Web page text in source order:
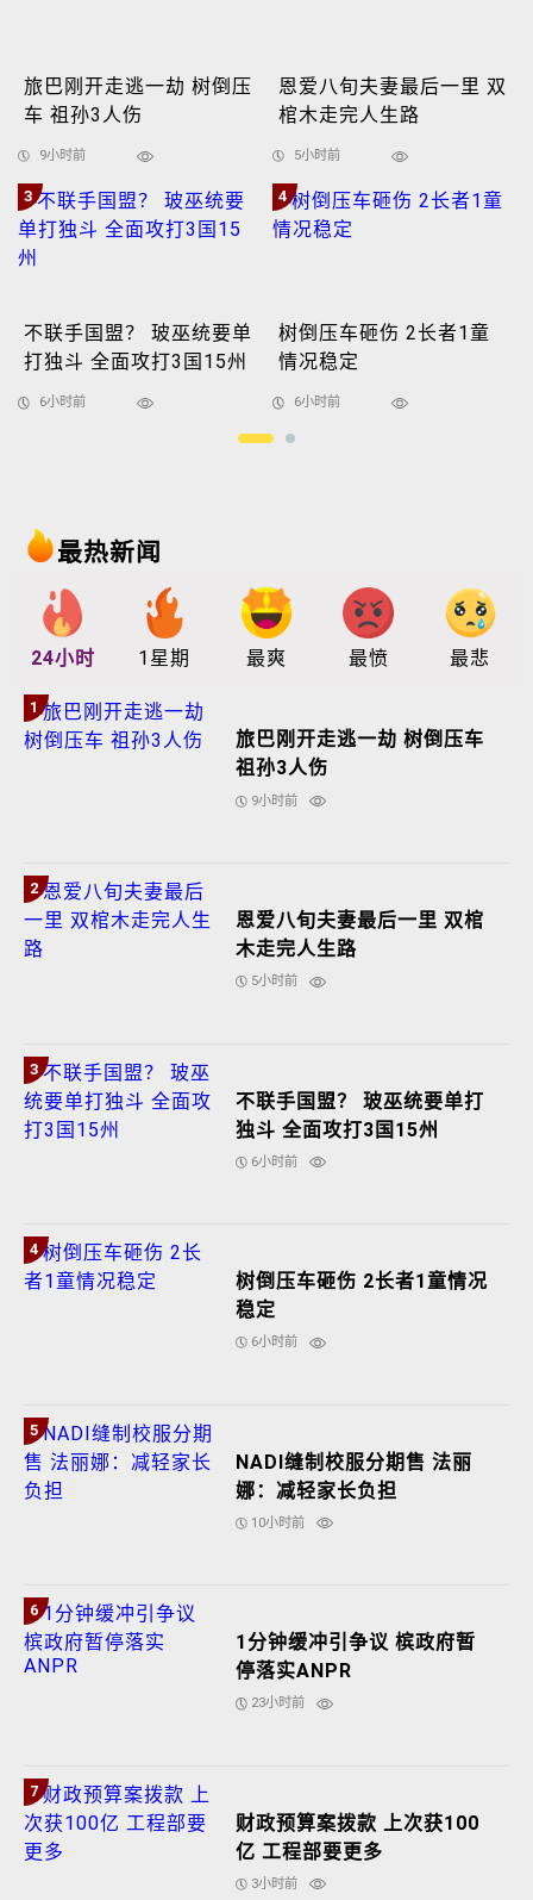
旅巴刚开走逃一劫 树倒压
车 祖孙3人伤
9小时前
恩爱八旬夫妻最后一里 双
棺木走完人生路
5小时前
3
不联手国盟？ 玻巫统要单
打独斗 全面攻打3国15州
6小时前
4
树倒压车砸伤 2长者1童
情况稳定
6小时前
最热新闻
24小时 1星期 最爽 最愤 最悲
1
旅巴刚开走逃一劫 树倒压车
祖孙3人伤
9小时前
2
恩爱八旬夫妻最后一里 双棺
木走完人生路
5小时前
3
不联手国盟？ 玻巫统要单打
独斗 全面攻打3国15州
6小时前
4
树倒压车砸伤 2长者1童情况
稳定
6小时前
5
NADI缝制校服分期售 法丽
娜：减轻家长负担
10小时前
6
1分钟缓冲引争议 槟政府暂
停落实ANPR
23小时前
7
财政预算案拨款 上次获100
亿 工程部要更多
3小时前